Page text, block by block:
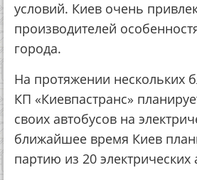
условий. Киев очень
производителей
города.
На протяжении нескольких
КП «Киевпастранс»
своих автобусов на
ближайшее время Киев
партию из 20 электрических